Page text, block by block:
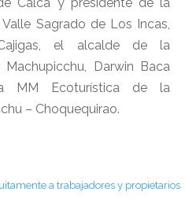
Sagrado de Los Incas,
el alcalde de la
Darwin Baca
MM Ecoturística de la
– Choquequirao.
a trabajadores y propietarios